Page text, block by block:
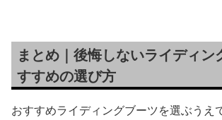
まとめ｜後悔しないライディン
すすめの選び方
おすすめライディングブーツを選ぶうえ